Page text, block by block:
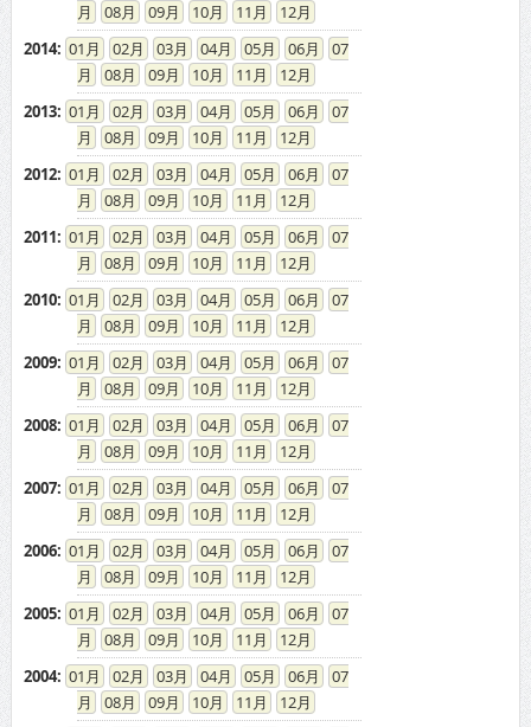
08
09 10 11
12
2014: 01 02 03 04 05 06
07
08
09 10 11
12
2013: 01 02 03 04 05 06
07
08
09 10 11
12
2012: 01 02 03 04 05 06
07
08
09 10 11
12
2011: 01 02 03 04 05 06
07
08
09 10 11
12
2010: 01 02 03 04 05 06
07
08
09 10 11
12
2009: 01 02 03 04 05 06
07
08
09 10 11
12
2008: 01 02 03 04 05 06
07
08
09 10 11
12
2007: 01 02 03 04 05 06
07
08
09 10 11
12
2006: 01 02 03 04 05 06
07
08
09 10 11
12
2005: 01 02 03 04 05 06
07
08
09 10 11
12
2004: 01 02 03 04 05 06
07
08
09 10 11
12